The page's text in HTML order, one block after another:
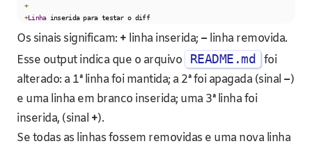
+
+Linha inserida para testar o diff
Os sinais significam: + linha inserida; –linha removida.
Esse output indica que o arquivo
README.md
foi
alterado: a 1ª linha foi mantida; a 2ª foi apagada (sinal –)
e uma linha em branco inserida; uma 3ª linha foi
inserida, (sinal +).
Se todas as linhas fossem removidas e uma nova linha